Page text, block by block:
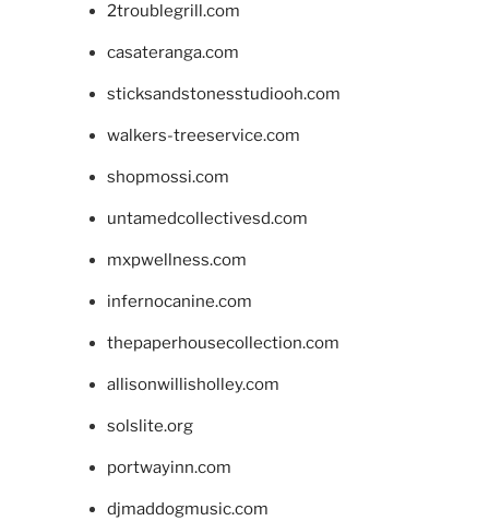
2troublegrill.com
casateranga.com
sticksandstonesstudiooh.com
walkers-treeservice.com
shopmossi.com
untamedcollectivesd.com
mxpwellness.com
infernocanine.com
thepaperhousecollection.com
allisonwillisholley.com
solslite.org
portwayinn.com
djmaddogmusic.com